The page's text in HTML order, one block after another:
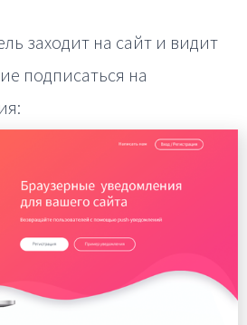
заходит на сайт и видит
подписаться на